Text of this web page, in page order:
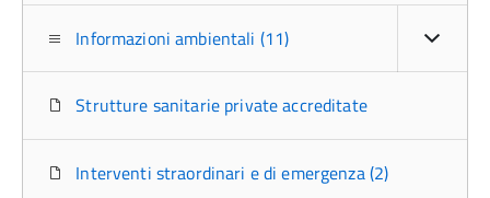
Informazioni ambientali (11)
Strutture sanitarie private accreditate
Interventi straordinari e di emergenza (2)